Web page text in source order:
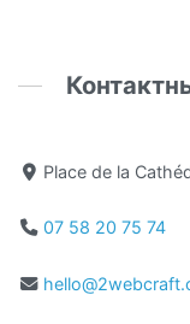
Place de la
07 58 20 75 74